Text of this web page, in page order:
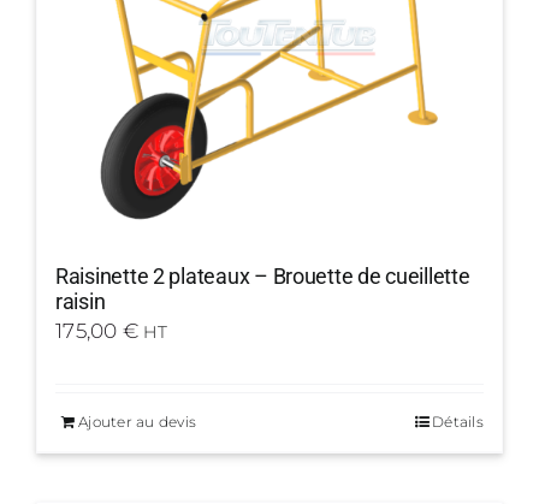
Raisinette 2 plateaux – Brouette de cueillette
raisin
175,00 € HT
Ajouter au devis Détails